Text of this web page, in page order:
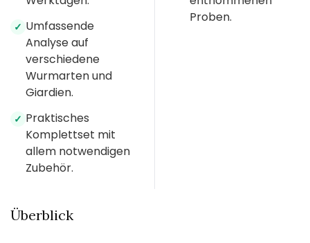
✓ Umfassende
Analyse auf
verschiedene
Wurmarten und
Giardien.
✓ Praktisches
Komplettset mit
allem notwendigen
Zubehör.
Proben.
Überblick